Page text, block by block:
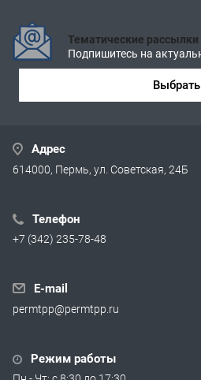
Тематические рассылки
Подпишитесь на
Выбрать
Адрес
614000, Пермь, ул. Советская, 24Б
Телефон
+7 (342) 235-78-48
E-mail
permtpp@permtpp.ru
Режим работы